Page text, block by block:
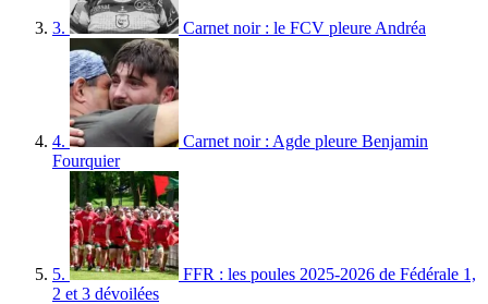
3. Carnet noir : le FCV pleure Andréa
4.
Carnet noir : Agde pleure Benjamin
Fourquier
5.
FFR : les poules 2025-2026 de Fédérale 1,
2 et 3 dévoilées